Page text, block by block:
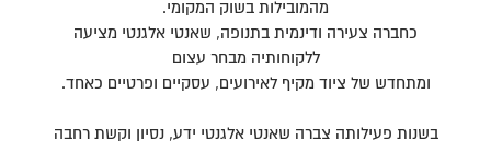
מהמובילות בשוק המקומי.
כחברה צעירה ודינמית בתנופה, שאנטי אלגנטי מציעה
ללקוחותיה מבחר עצום
ומתחדש של ציוד מקיף לאירועים, עסקיים ופרטיים כאחד.
בשנות פעילותה צברה שאנטי אלגנטי ידע, נסיון וקשת רחבה